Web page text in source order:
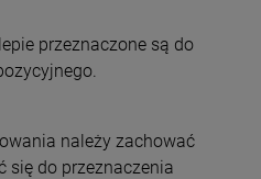
przeznaczone są do
należy zachować
się do przeznaczenia